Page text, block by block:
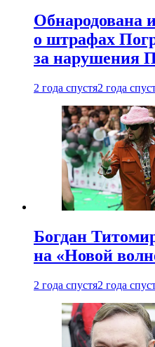
Обнародована
о штрафах
за нарушения
2 года спустя2 года
Богдан
на «Новой
2 года спустя2 года